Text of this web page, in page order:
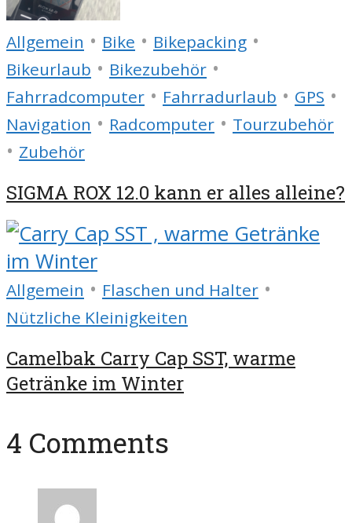
Allgemein • Bike • Bikepacking •
Bikeurlaub • Bikezubehör •
Fahrradcomputer • Fahrradurlaub • GPS •
Navigation • Radcomputer • Tourzubehör
• Zubehör
SIGMA ROX 12.0 kann er alles alleine?
Allgemein • Flaschen und Halter •
Nützliche Kleinigkeiten
Camelbak Carry Cap SST, warme
Getränke im Winter
4 Comments